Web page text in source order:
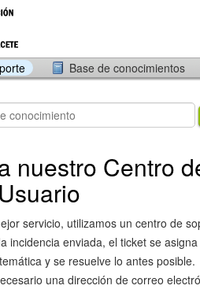
Base de conocimientos
nuestro Centro
servicio, utilizamos un centro de
incidencia enviada, el ticket se
y se resuelve lo antes posible.
una dirección de correo